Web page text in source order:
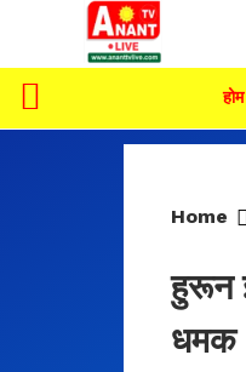
होम
Home
हुरून
धमक